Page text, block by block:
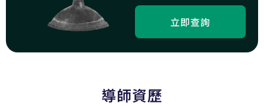
立即查詢
導師資歷